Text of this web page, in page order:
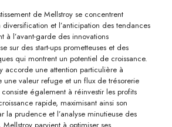
de Mellstroy se concentrent
diversification et l’anticipation des tendances
à l’avant-garde des innovations
sur des start-ups prometteuses et des
qui montrent un potentiel de croissance.
accorde une attention particulière à
une valeur refuge et un flux de trésorerie
également à réinvestir les profits
rapide, maximisant ainsi son
la prudence et l’analyse minutieuse des
parvient à optimiser ses